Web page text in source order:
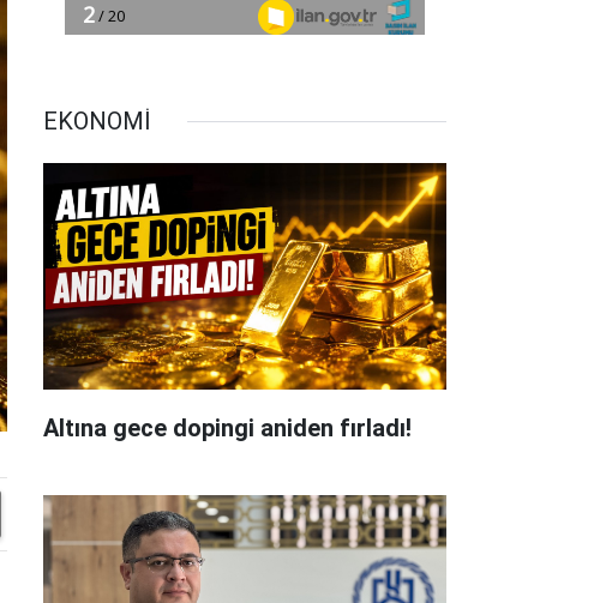
EKONOMİ
Altına gece dopingi aniden fırladı!